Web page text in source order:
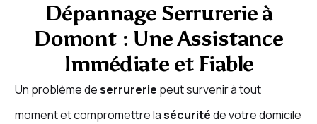
Dépannage Serrurerie à
Domont : Une Assistance
Immédiate et Fiable
Un problème deserrurerie peut survenir à tout
moment et compromettre lasécuritéde votre domicile